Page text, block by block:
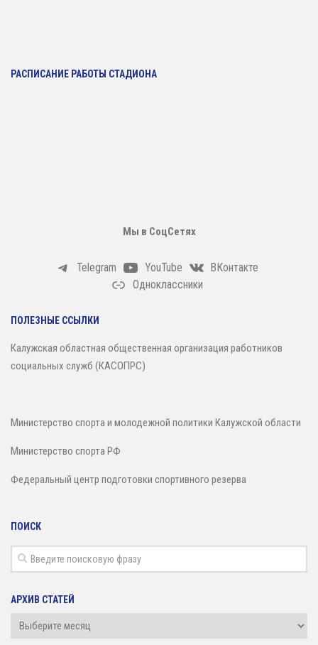
РАСПИСАНИЕ РАБОТЫ СТАДИОНА
Мы в СоцСетях
Telegram YouTube
ВКонтакте
Одноклассники
ПОЛЕЗНЫЕ ССЫЛКИ
Калужская областная общественная организация работников
социальных служб (КАСОПРС)
Министерство спорта и молодежной политики Калужской области
Министерство спорта РФ
Федеральный центр подготовки спортивного резерва
ПОИСК
АРХИВ СТАТЕЙ
Архив